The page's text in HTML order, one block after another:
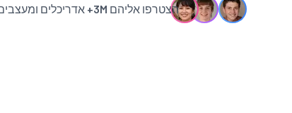
הצטרפו אליהם 3M+ אדריכלים